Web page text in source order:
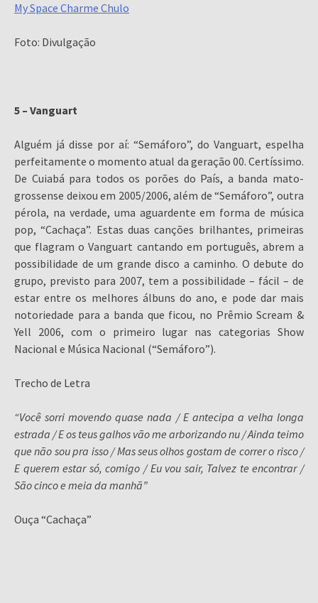
My Space Charme Chulo
Foto: Divulgação
5 – Vanguart
Alguém já disse por aí: “Semáforo”, do Vanguart, espelha
perfeitamente o momento atual da geração 00. Certíssimo.
De Cuiabá para todos os porões do País, a banda mato-
grossense deixou em 2005/2006, além de “Semáforo”, outra
pérola, na verdade, uma aguardente em forma de música
pop, “Cachaça”. Estas duas canções brilhantes, primeiras
que flagram o Vanguart cantando em português, abrem a
possibilidade de um grande disco a caminho. O debute do
grupo, previsto para 2007, tem a possibilidade – fácil – de
estar entre os melhores álbuns do ano, e pode dar mais
notoriedade para a banda que ficou, no Prêmio Scream &
Yell 2006, com o primeiro lugar nas categorias Show
Nacional e Música Nacional (“Semáforo”).
Trecho de Letra
“Você sorri movendo quase nada / E antecipa a velha longa
estrada / E os teus galhos vão me arborizando nu / Ainda teimo
que não sou pra isso / Mas seus olhos gostam de correr o risco /
E querem estar só, comigo / Eu vou sair, Talvez te encontrar /
São cinco e meia da manhã”
Ouça “Cachaça”